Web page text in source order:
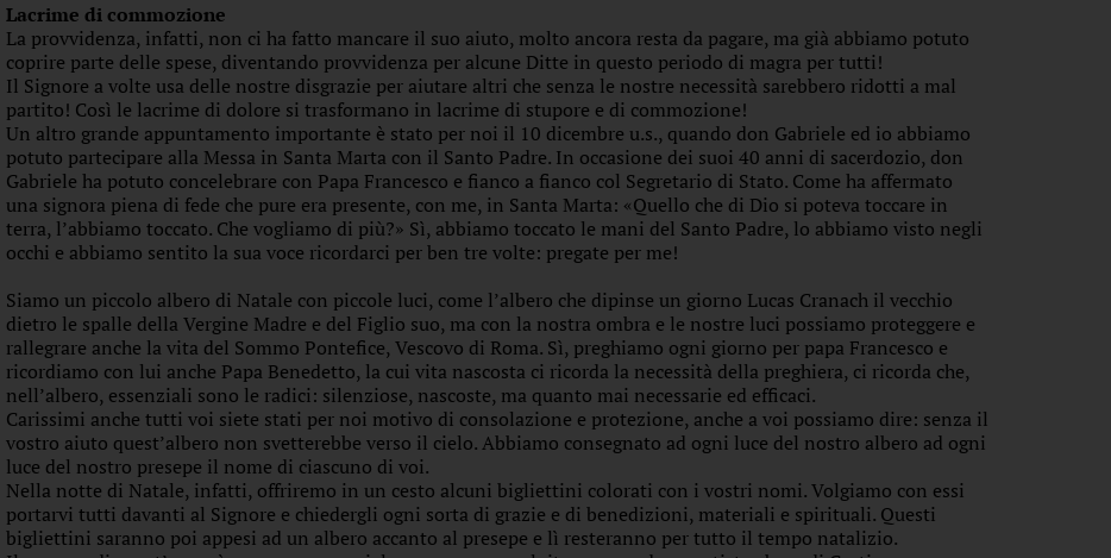
Lacrime di commozione
La provvidenza, infatti, non ci ha fatto mancare il suo aiuto, molto ancora resta da pagare, ma già abbiamo potuto
coprire parte delle spese, diventando provvidenza per alcune Ditte in questo periodo di magra per tutti!
Il Signore a volte usa delle nostre disgrazie per aiutare altri che senza le nostre necessità sarebbero ridotti a mal
partito! Così le lacrime di dolore si trasformano in lacrime di stupore e di commozione!
Un altro grande appuntamento importante è stato per noi il 10 dicembre u.s., quando don Gabriele ed io abbiamo
potuto partecipare alla Messa in Santa Marta con il Santo Padre. In occasione dei suoi 40 anni di sacerdozio, don
Gabriele ha potuto concelebrare con Papa Francesco e fianco a fianco col Segretario di Stato. Come ha affermato
una signora piena di fede che pure era presente, con me, in Santa Marta: «Quello che di Dio si poteva toccare in
terra, l’abbiamo toccato. Che vogliamo di più?» Sì, abbiamo toccato le mani del Santo Padre, lo abbiamo visto negli
occhi e abbiamo sentito la sua voce ricordarci per ben tre volte: pregate per me!
Siamo un piccolo albero di Natale con piccole luci, come l’albero che dipinse un giorno Lucas Cranach il vecchio
dietro le spalle della Vergine Madre e del Figlio suo, ma con la nostra ombra e le nostre luci possiamo proteggere e
rallegrare anche la vita del Sommo Pontefice, Vescovo di Roma. Sì, preghiamo ogni giorno per papa Francesco e
ricordiamo con lui anche Papa Benedetto, la cui vita nascosta ci ricorda la necessità della preghiera, ci ricorda che,
nell’albero, essenziali sono le radici: silenziose, nascoste, ma quanto mai necessarie ed efficaci.
Carissimi anche tutti voi siete stati per noi motivo di consolazione e protezione, anche a voi possiamo dire: senza il
vostro aiuto quest’albero non svetterebbe verso il cielo. Abbiamo consegnato ad ogni luce del nostro albero ad ogni
luce del nostro presepe il nome di ciascuno di voi.
Nella notte di Natale, infatti, offriremo in un cesto alcuni bigliettini colorati con i vostri nomi. Volgiamo con essi
portarvi tutti davanti al Signore e chiedergli ogni sorta di grazie e di benedizioni, materiali e spirituali. Questi
bigliettini saranno poi appesi ad un albero accanto al presepe e lì resteranno per tutto il tempo natalizio.